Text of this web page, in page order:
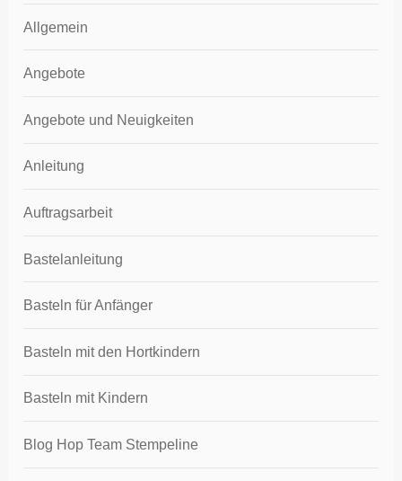
Allgemein
Angebote
Angebote und Neuigkeiten
Anleitung
Auftragsarbeit
Bastelanleitung
Basteln für Anfänger
Basteln mit den Hortkindern
Basteln mit Kindern
Blog Hop Team Stempeline